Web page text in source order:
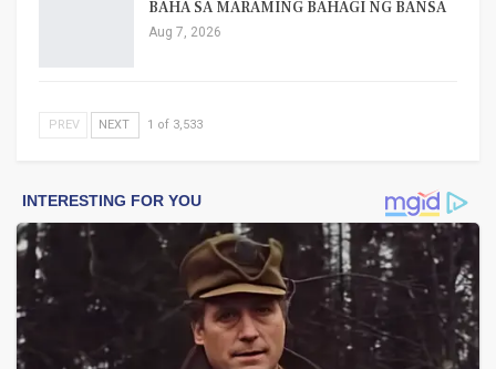
BAHA SA MARAMING BAHAGI NG BANSA
Aug 7, 2026
PREV NEXT 1 of 3,533